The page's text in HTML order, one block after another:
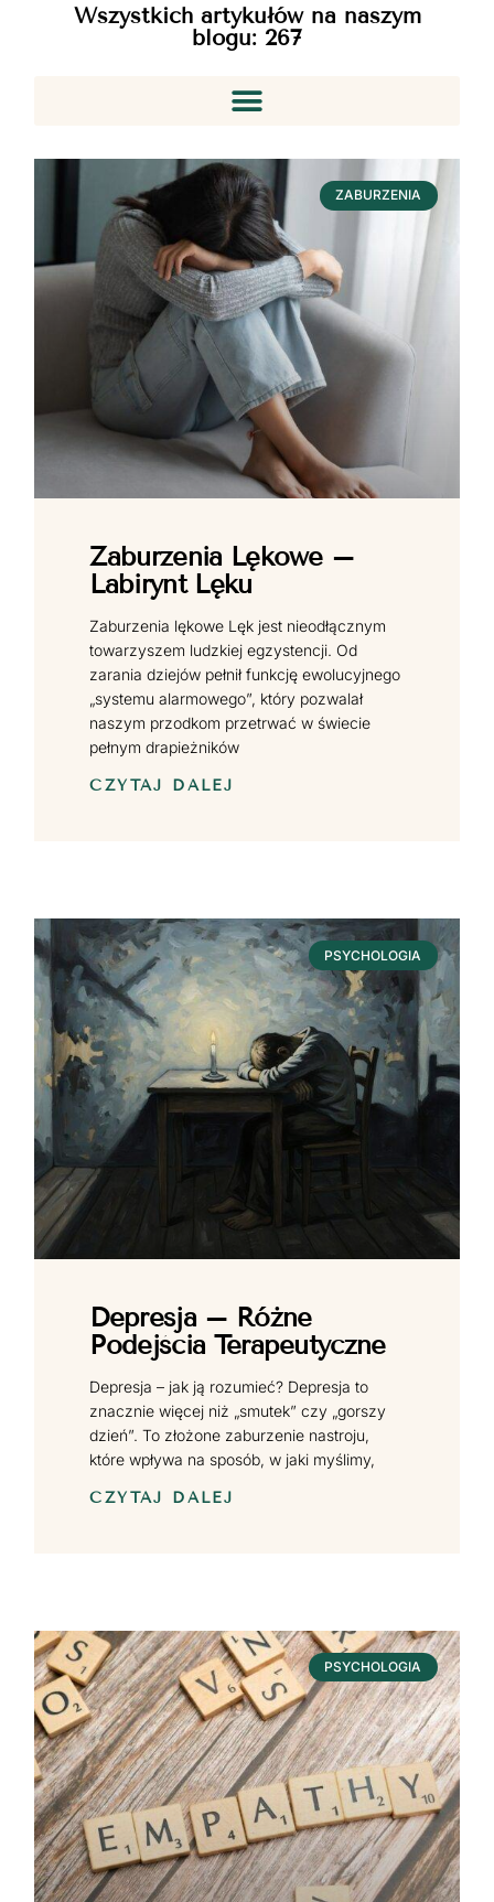
Wszystkich artykułów na naszym
blogu: 267
ZABURZENIA
Zaburzenia Lękowe –
Labirynt Lęku
Zaburzenia lękowe Lęk jest nieodłącznym
towarzyszem ludzkiej egzystencji. Od
zarania dziejów pełnił funkcję ewolucyjnego
„systemu alarmowego”, który pozwalał
naszym przodkom przetrwać w świecie
pełnym drapieżników
CZYTAJ DALEJ
PSYCHOLOGIA
Depresja – Różne
Podejścia Terapeutyczne
Depresja – jak ją rozumieć? Depresja to
znacznie więcej niż „smutek” czy „gorszy
dzień”. To złożone zaburzenie nastroju,
które wpływa na sposób, w jaki myślimy,
CZYTAJ DALEJ
PSYCHOLOGIA